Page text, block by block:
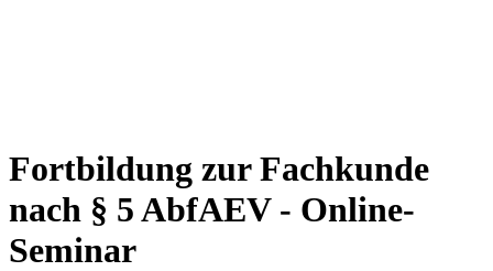
Fortbildung zur Fachkunde
nach § 5 AbfAEV - Online-
Seminar